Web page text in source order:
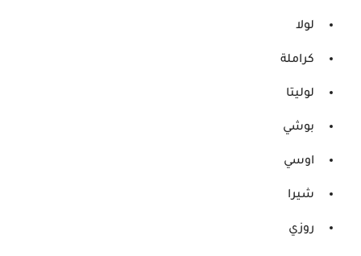
لولا
كراملة
لوليتا
بوشي
اوسي
شيرا
روزي